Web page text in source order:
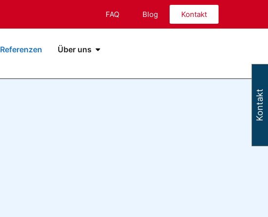
FAQ Blog Kontakt
Referenzen Über uns
Kontakt